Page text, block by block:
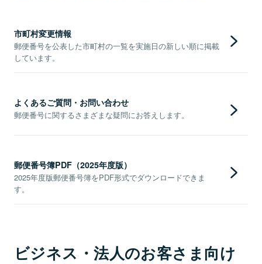
市町村変更情報
郵便番号を公表した市町村の一覧を実施日の新しい順に掲載
しています。
よくあるご質問・お問い合わせ
郵便番号に関するさまざまな疑問にお答えします。
郵便番号簿PDF（2025年度版）
2025年度版郵便番号簿をPDF形式でダウンロードできま
す。
ビジネス・法人のお客さま向け